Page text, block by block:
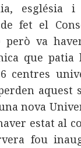
església
fet el
però va
que
6 centres
aquest
nova
estat al
fou